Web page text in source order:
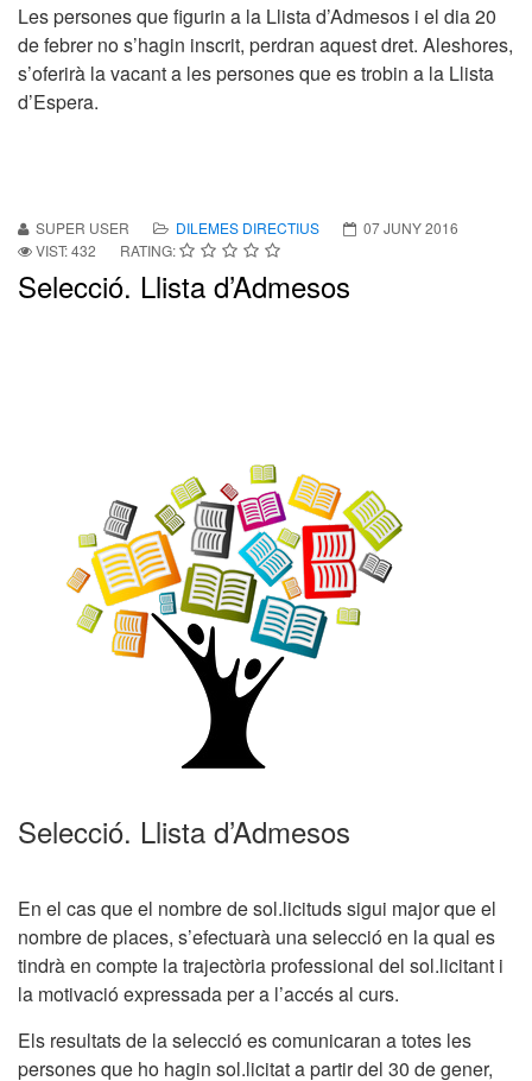
Les persones que figurin a la Llista d’Admesos i el dia 20
de febrer no s’hagin inscrit, perdran aquest dret. Aleshores,
s’oferirà la vacant a les persones que es trobin a la Llista
d’Espera.
SUPER USER DILEMES DIRECTIUS
07 JUNY 2016
VIST: 432
RATING:
Selecció. Llista d’Admesos
Selecció. Llista d’Admesos
En el cas que el nombre de sol.licituds sigui major que el
nombre de places, s’efectuarà una selecció en la qual es
tindrà en compte la trajectòria professional del sol.licitant i
la motivació expressada per a l’accés al curs.
Els resultats de la selecció es comunicaran a totes les
persones que ho hagin sol.licitat a partir del 30 de gener,